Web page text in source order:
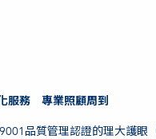
服務 專業照顧周到
品質管理認證的理大護眼